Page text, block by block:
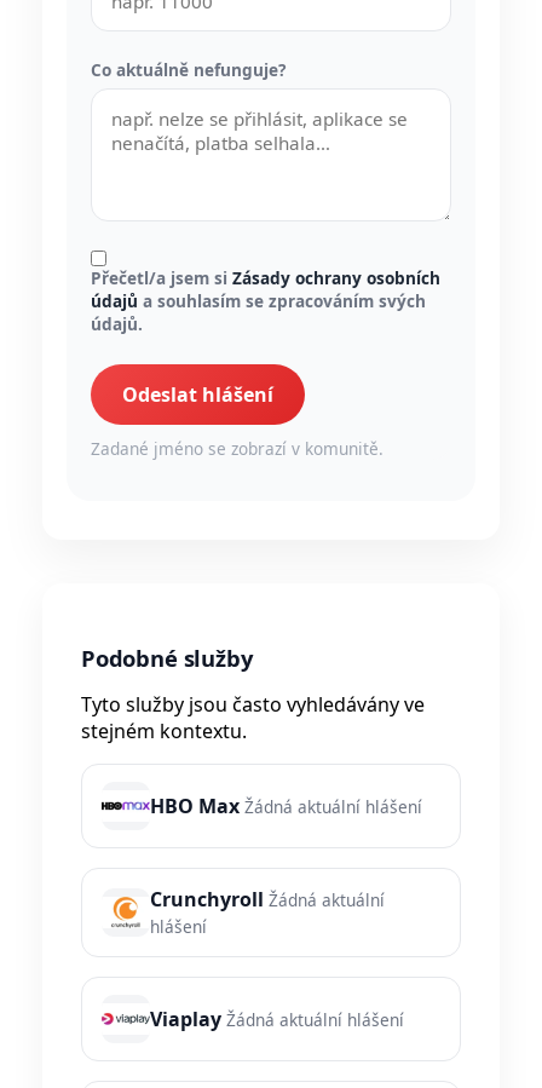
Co aktuálně nefunguje?
Přečetl/a jsem si Zásady ochrany osobních
údajů a souhlasím se zpracováním svých
údajů.
Odeslat hlášení
Zadané jméno se zobrazí v komunitě.
Podobné služby
Tyto služby jsou často vyhledávány ve
stejném kontextu.
HBO Max Žádná aktuální hlášení
Crunchyroll Žádná aktuální
hlášení
Viaplay Žádná aktuální hlášení